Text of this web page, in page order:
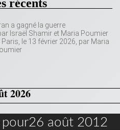
récents
a gagné la guerre
Israël Shamir et Maria Poumier
le 13 février 2026, par Maria
2026
pour26 août 2012